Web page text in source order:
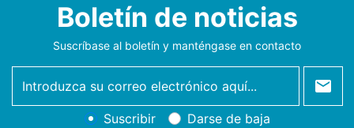
Boletín de noticias
Suscríbase al boletín y manténgase en contacto
newsletter
Suscribir Darse de baja